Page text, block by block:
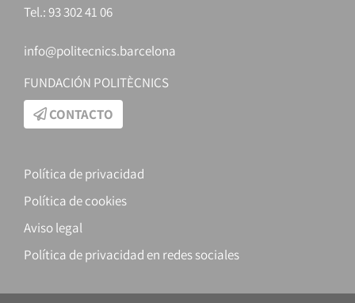
Tel.: 93 302 41 06
info@politecnics.barcelona
FUNDACIÓN POLITÈCNICS
CONTACTO
Política de privacidad
Política de cookies
Aviso legal
Política de privacidad en redes sociales